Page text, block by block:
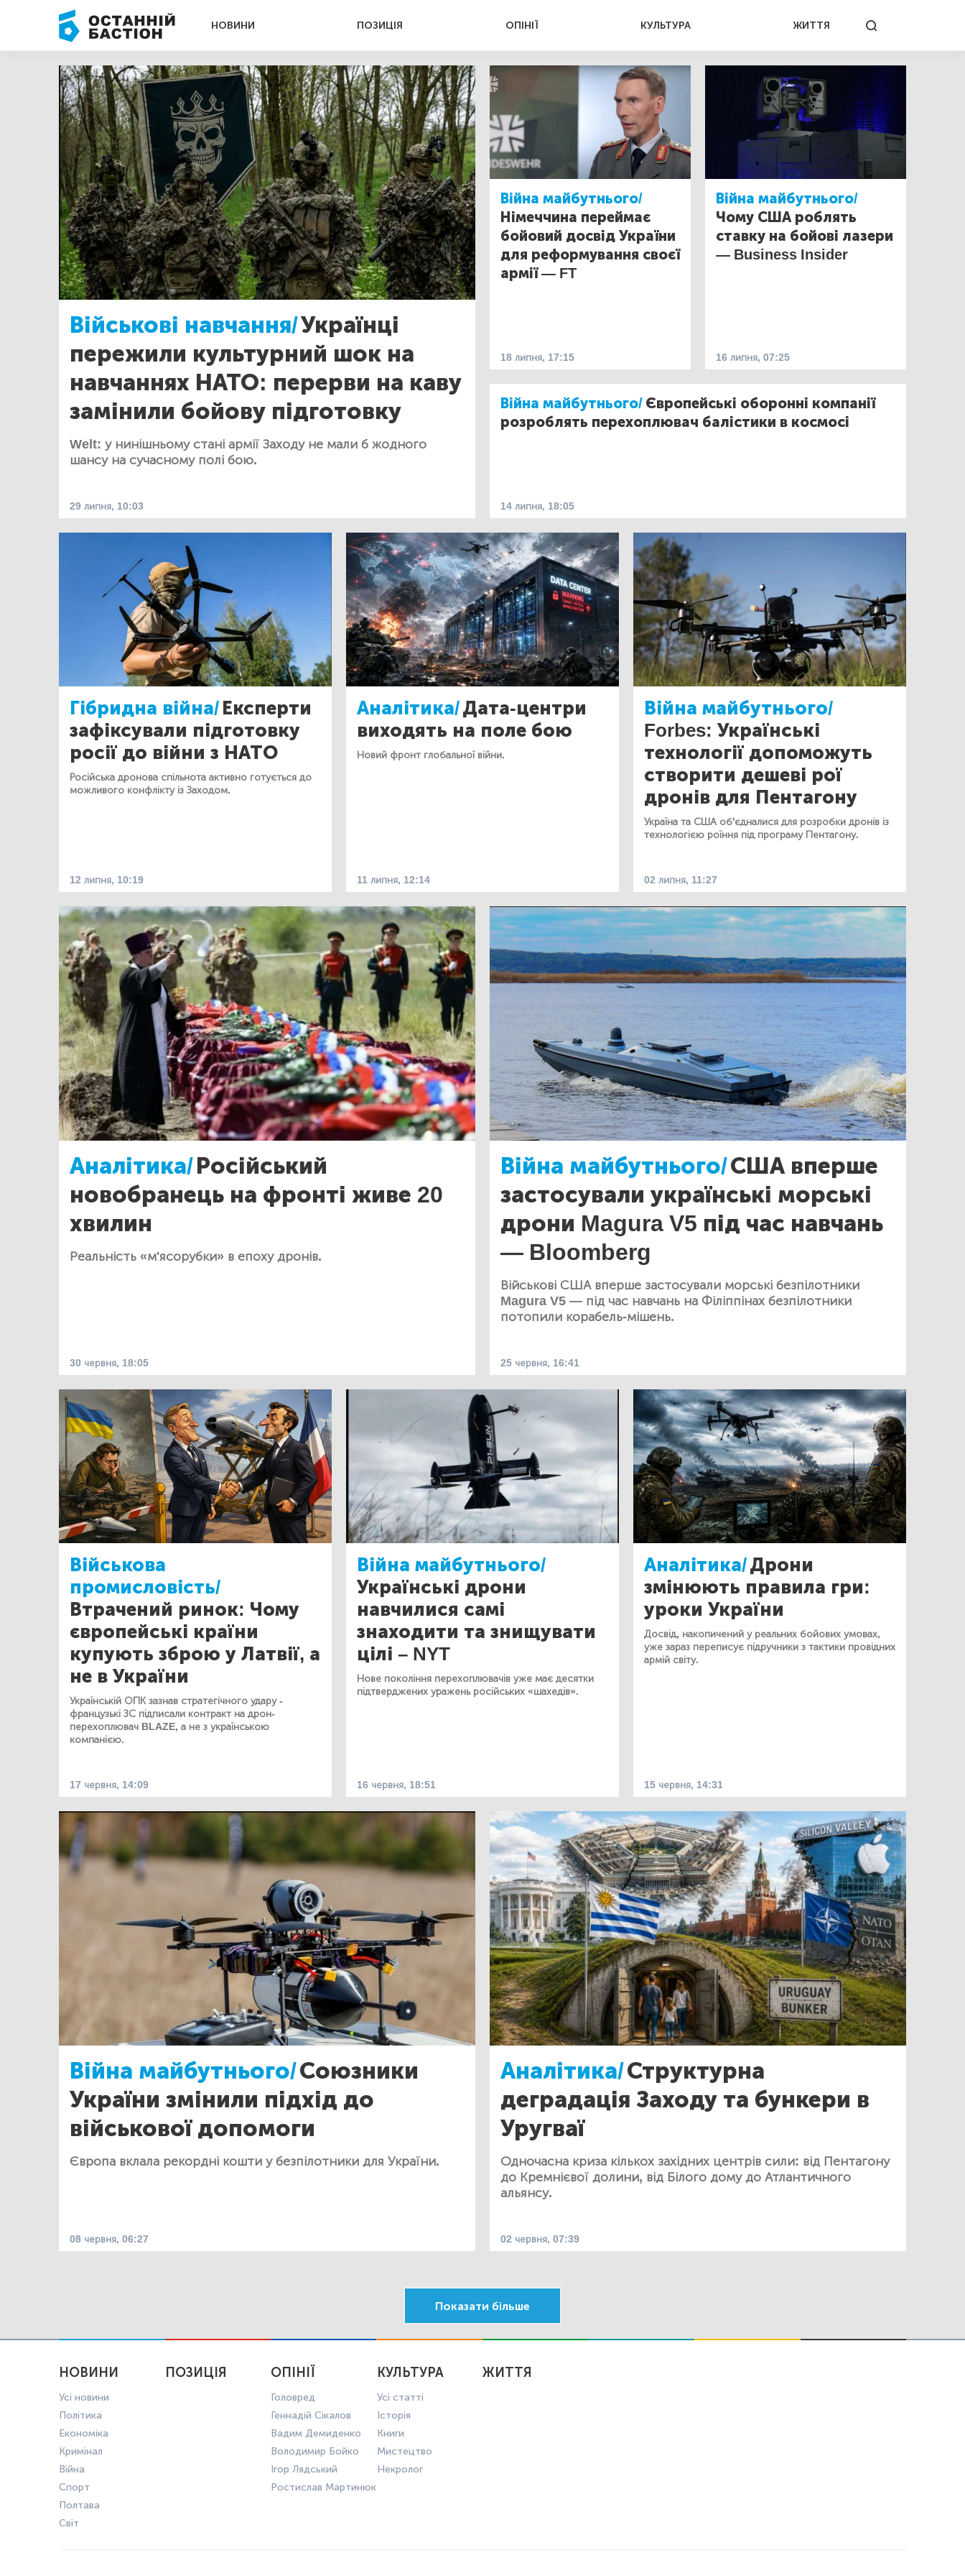
НОВИНИ ПОЗИЦІЯ ОПІНІЇ КУЛЬТУРА ЖИТТЯ
Військові навчання/Українці
пережили культурний шок на
навчаннях НАТО: перерви на каву
замінили бойову підготовку
Welt: у нинішньому стані армії Заходу не мали б жодного
шансу на сучасному полі бою.
29 липня, 10:03
Війна майбутнього/
Німеччина переймає
бойовий досвід України
для реформування своєї
армії — FT
18 липня, 17:15
Війна майбутнього/
Чому США роблять
ставку на бойові лазери
— Business Insider
16 липня, 07:25
Війна майбутнього/ Європейські оборонні компанії
розроблять перехоплювач балістики в космосі
14 липня, 18:05
Гібридна війна/Експерти
зафіксували підготовку
росії до війни з НАТО
Російська дронова спільнота активно готується до
можливого конфлікту із Заходом.
12 липня, 10:19
Аналітика/Дата-центри
виходять на поле бою
Новий фронт глобальної війни.
11 липня, 12:14
Війна майбутнього/
Forbes: Українські
технології допоможуть
створити дешеві рої
дронів для Пентагону
Україна та США об'єдналися для розробки дронів із
технологією роїння під програму Пентагону.
02 липня, 11:27
Аналітика/Російський
новобранець на фронті живе 20
хвилин
Реальність «м'ясорубки» в епоху дронів.
30 червня, 18:05
Війна майбутнього/США вперше
застосували українські морські
дрони Magura V5 під час навчань
— Bloomberg
Військові США вперше застосували морські безпілотники
Magura V5 — під час навчань на Філіппінах безпілотники
потопили корабель-мішень.
25 червня, 16:41
Військова
промисловість/
Втрачений ринок: Чому
європейські країни
купують зброю у Латвії, а
не в України
Українській ОПК зазнав стратегічного удару -
французькі ЗС підписали контракт на дрон-
перехоплювач BLAZE, а не з українською
компанією.
17 червня, 14:09
Війна майбутнього/
Українські дрони
навчилися самі
знаходити та знищувати
цілі – NYT
Нове покоління перехоплювачів уже має десятки
підтверджених уражень російських «шахедів».
16 червня, 18:51
Аналітика/Дрони
змінюють правила гри:
уроки України
Досвід, накопичений у реальних бойових умовах,
уже зараз переписує підручники з тактики провідних
армій світу.
15 червня, 14:31
Війна майбутнього/Союзники
України змінили підхід до
військової допомоги
Європа вклала рекордні кошти у безпілотники для України.
08 червня, 06:27
Аналітика/Структурна
деградація Заходу та бункери в
Уругваї
Одночасна криза кількох західних центрів сили: від Пентагону
до Кремнієвої долини, від Білого дому до Атлантичного
альянсу.
02 червня, 07:39
Показати більше
НОВИНИ
Усі новини
Політика
Економіка
Кримінал
Війна
Спорт
Полтава
Світ
ПОЗИЦІЯ ОПІНІЇ
Головред
Геннадій Сікалов
Вадим Демиденко
Володимир Бойко
Ігор Лядський
Ростислав Мартинюк
КУЛЬТУРА
Усі статті
Історія
Книги
Мистецтво
Некролог
ЖИТТЯ